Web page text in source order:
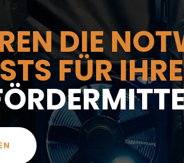
DIE
FÜR IHRE